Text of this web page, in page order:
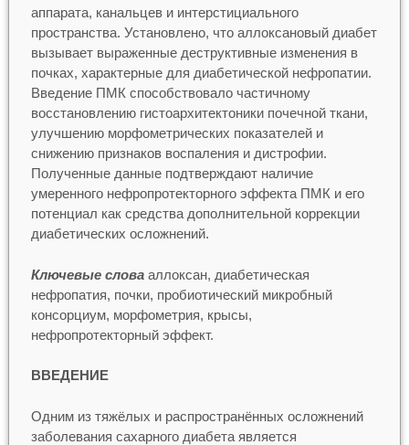
аппарата, канальцев и интерстициального
пространства. Установлено, что аллоксановый диабет
вызывает выраженные деструктивные изменения в
почках, характерные для диабетической нефропатии.
Введение ПМК способствовало частичному
восстановлению гистоархитектоники почечной ткани,
улучшению морфометрических показателей и
снижению признаков воспаления и дистрофии.
Полученные данные подтверждают наличие
умеренного нефропротекторного эффекта ПМК и его
потенциал как средства дополнительной коррекции
диабетических осложнений.
Ключевые словааллоксан, диабетическая
нефропатия, почки, пробиотический микробный
консорциум, морфометрия, крысы,
нефропротекторный эффект.
ВВЕДЕНИЕ
Одним из тяжёлых и распространённых осложнений
заболевания сахарного диабета является